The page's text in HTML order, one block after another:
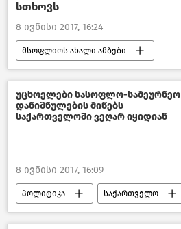
სთხოვს
8 ივნისი 2017, 16:24
მსოფლიოს ახალი ამბები
უცხოელები სასოფლო-სამეურნეო
დანიშნულების მიწებს
საქართველოში ვეღარ იყიდიან
8 ივნისი 2017, 16:09
პოლიტიკა საქართველო